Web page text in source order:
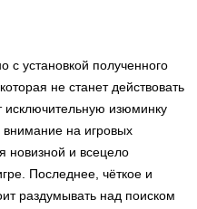
с установкой полученного
не станет действовать
исключительную изюминку
внимание на игровых
новизной и всецело
Последнее, чёткое и
раздумывать над поиском